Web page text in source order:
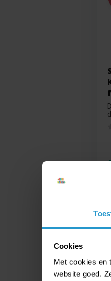
Cookies
Met cookies en
website goed.